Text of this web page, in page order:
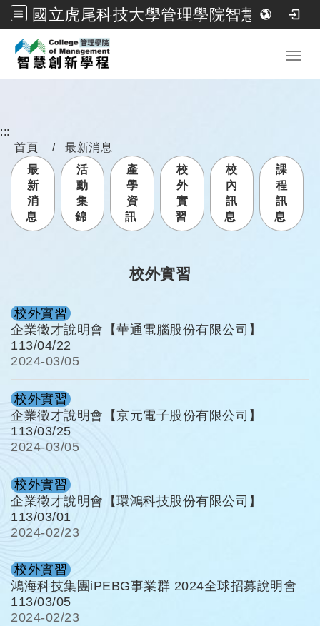
國立虎尾科技大學管理學院智慧創新學程
跳到主要內容
:::
首頁
最新消息
最
新
消
息
活
動
集
錦
產
學
資
訊
校
外
實
習
校
內
訊
息
課
程
訊
息
校外實習
校外實習
企業徵才說明會【華通電腦股份有限公司】
113/04/22
2024-03/05
校外實習
企業徵才說明會【京元電子股份有限公司】
113/03/25
2024-03/05
校外實習
企業徵才說明會【環鴻科技股份有限公司】
113/03/01
2024-02/23
校外實習
鴻海科技集團iPEBG事業群 2024全球招募說明會
113/03/05
2024-02/23